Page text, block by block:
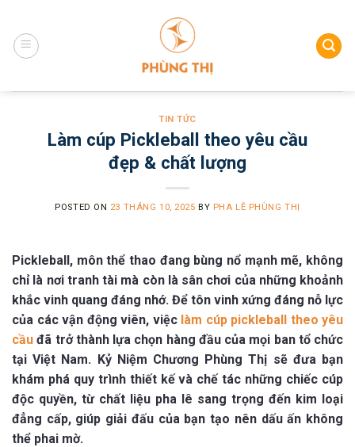
content
TIN TỨC
Làm cúp Pickleball theo yêu cầu
đẹp & chất lượng
POSTED ON 23 THÁNG 10, 2025 BY PHA LÊ PHÙNG THỊ
Pickleball, môn thể thao đang bùng nổ mạnh mẽ, không
chỉ là nơi tranh tài mà còn là sân chơi của những khoảnh
khắc vinh quang đáng nhớ. Để tôn vinh xứng đáng nỗ lực
của các vận động viên, việc làm cúp pickleball theo yêu
cầu đã trở thành lựa chọn hàng đầu của mọi ban tổ chức
tại Việt Nam. Kỷ Niệm Chương Phùng Thị sẽ đưa bạn
khám phá quy trình thiết kế và chế tác những chiếc cúp
độc quyền, từ chất liệu pha lê sang trọng đến kim loại
đẳng cấp, giúp giải đấu của bạn tạo nên dấu ấn không
thể phai mờ.